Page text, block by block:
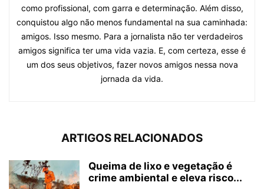
como profissional, com garra e determinação. Além disso,
conquistou algo não menos fundamental na sua caminhada:
amigos. Isso mesmo. Para a jornalista não ter verdadeiros
amigos significa ter uma vida vazia. E, com certeza, esse é
um dos seus objetivos, fazer novos amigos nessa nova
jornada da vida.
ARTIGOS RELACIONADOS
Queima de lixo e vegetação é
crime ambiental e eleva risco...